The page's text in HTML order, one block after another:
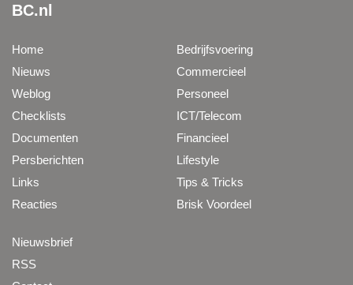
BC.nl
Home
Nieuws
Weblog
Checklists
Documenten
Persberichten
Links
Reacties
Bedrijfsvoering
Commercieel
Personeel
ICT/Telecom
Financieel
Lifestyle
Tips & Tricks
Brisk Voordeel
Nieuwsbrief
RSS